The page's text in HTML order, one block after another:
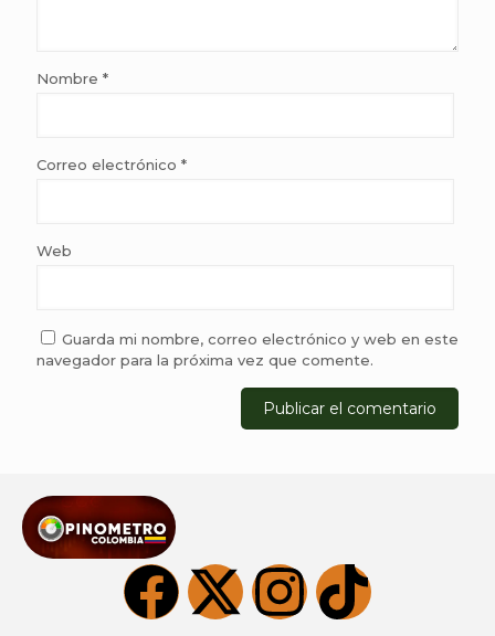
Nombre *
Correo electrónico *
Web
Guarda mi nombre, correo electrónico y web en este
navegador para la próxima vez que comente.